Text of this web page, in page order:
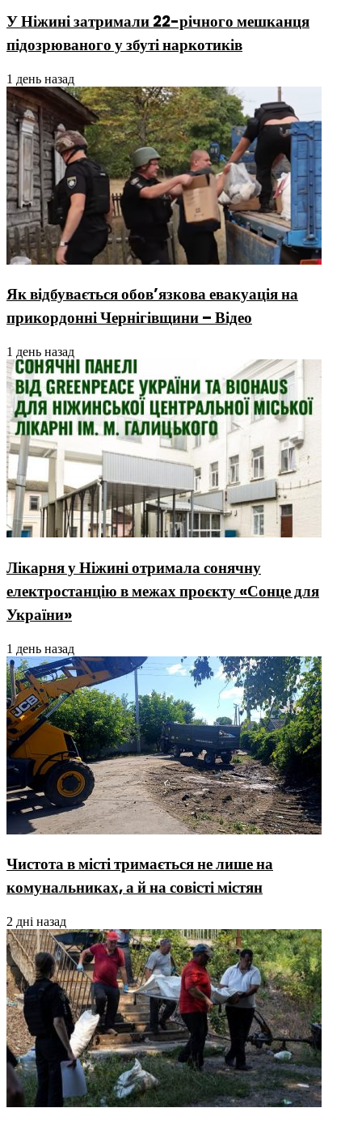
У Ніжині затримали 22-річного мешканця
підозрюваного у збуті наркотиків
1 день назад
Як відбувається обов’язкова евакуація на
прикордонні Чернігівщини – Відео
1 день назад
Лікарня у Ніжині отримала сонячну
електростанцію в межах проєкту «Сонце для
України»
1 день назад
Чистота в місті тримається не лише на
комунальниках, а й на совісті містян
2 дні назад